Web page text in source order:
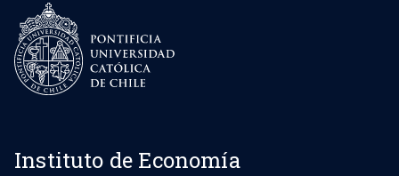
Instituto de Economía